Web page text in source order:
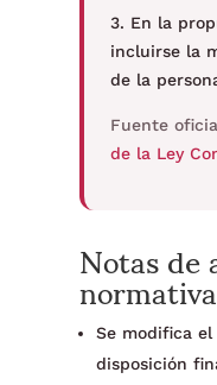
3. En la
incluirse la
de la
Fuente
de la Ley
Notas
normativa
Se modifica
disposición